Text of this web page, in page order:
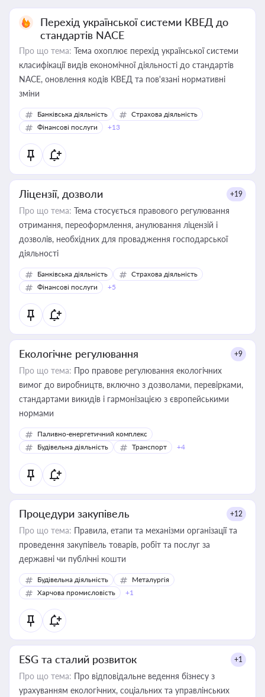
Перехід української системи КВЕД до
стандартів NACE
Про що тема: Тема охоплює перехід української системи
класифікації видів економічної діяльності до стандартів
NACE, оновлення кодів КВЕД та пов'язані нормативні
зміни
Банківська діяльність
Страхова діяльність
Фінансові послуги
+13
Ліцензії, дозволи +19
Про що тема: Тема стосується правового регулювання
отримання, переоформлення, анулювання ліцензій і
дозволів, необхідних для провадження господарської
діяльності
Банківська діяльність
Страхова діяльність
Фінансові послуги
+5
Екологічне регулювання +9
Про що тема: Про правове регулювання екологічних
вимог до виробництв, включно з дозволами, перевірками,
стандартами викидів і гармонізацією з європейськими
нормами
Паливно-енергетичний комплекс
Будівельна діяльність
Транспорт +4
Процедури закупівель +12
Про що тема: Правила, етапи та механізми організації та
проведення закупівель товарів, робіт та послуг за
державні чи публічні кошти
Будівельна діяльність
Металургія
Харчова промисловість
+1
ESG та сталий розвиток +1
Про що тема: Про відповідальне ведення бізнесу з
урахуванням екологічних, соціальних та управлінських